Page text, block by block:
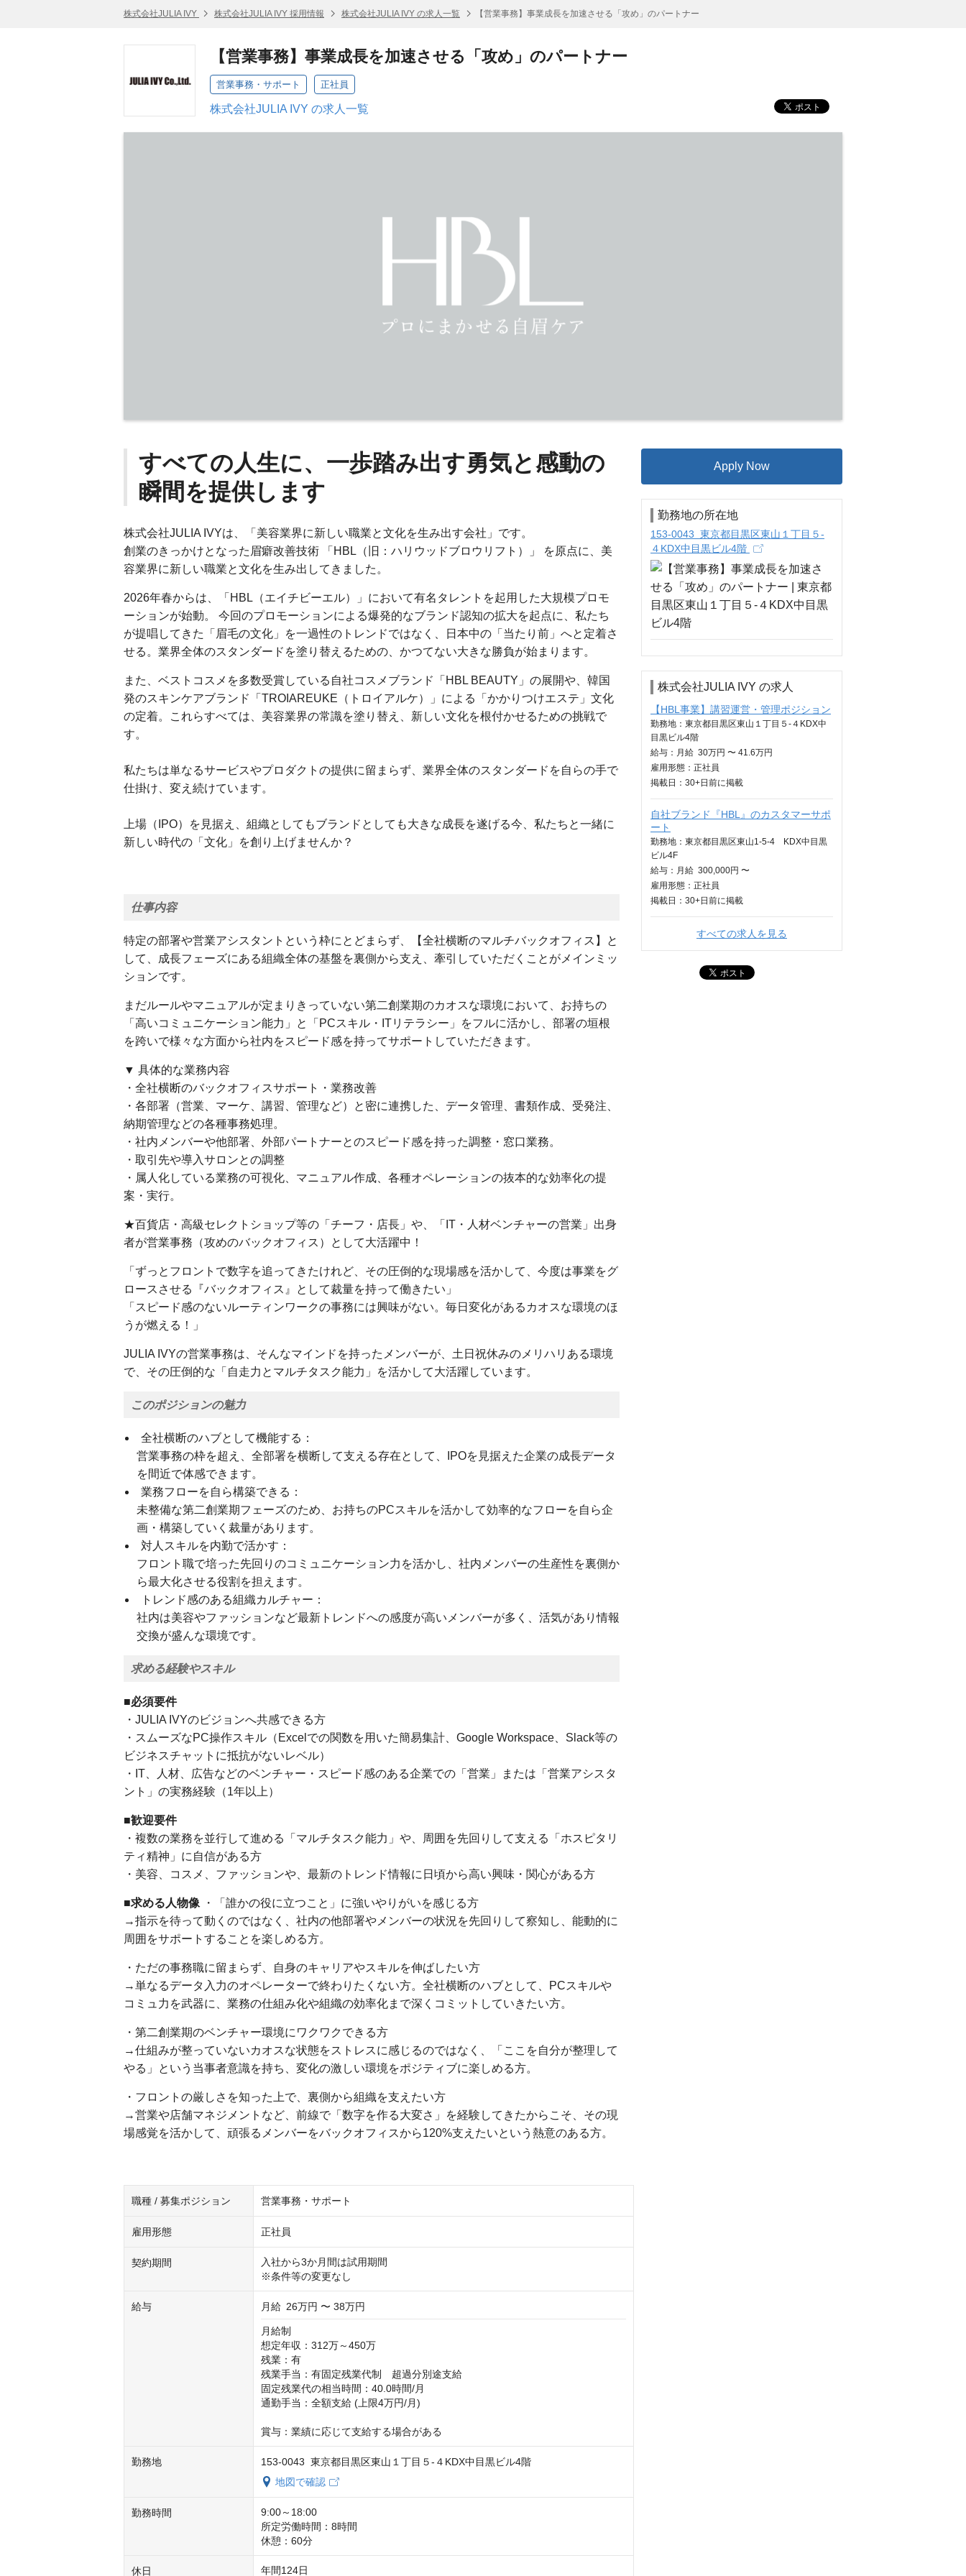
株式会社JULIA IVY 株式会社JULIA IVY 採用情報 株式会社JULIA IVY の求人一覧 【営業事務】事業成長を加速させる「攻め」のパートナー
【営業事務】事業成長を加速させる「攻め」のパートナー
営業事務・サポート 正社員
株式会社JULIA IVY の求人一覧
すべての人生に、一歩踏み出す勇気と感動の
瞬間を提供します
株式会社JULIA IVYは、「美容業界に新しい職業と文化を生み出す会社」です。
創業のきっかけとなった眉癖改善技術 「HBL（旧：ハリウッドブロウリフト）」 を原点に、美
容業界に新しい職業と文化を生み出してきました。
2026年春からは、「HBL（エイチビーエル）」において有名タレントを起用した大規模プロモ
ーションが始動。 今回のプロモーションによる爆発的なブランド認知の拡大を起点に、私たち
が提唱してきた「眉毛の文化」を一過性のトレンドではなく、日本中の「当たり前」へと定着さ
せる。業界全体のスタンダードを塗り替えるための、かつてない大きな勝負が始まります。
また、ベストコスメを多数受賞している自社コスメブランド「HBL BEAUTY」の展開や、韓国
発のスキンケアブランド「TROIAREUKE（トロイアルケ）」による「かかりつけエステ」文化
の定着。これらすべては、美容業界の常識を塗り替え、新しい文化を根付かせるための挑戦で
す。
私たちは単なるサービスやプロダクトの提供に留まらず、業界全体のスタンダードを自らの手で
仕掛け、変え続けています。
上場（IPO）を見据え、組織としてもブランドとしても大きな成長を遂げる今、私たちと一緒に
新しい時代の「文化」を創り上げませんか？
仕事内容
特定の部署や営業アシスタントという枠にとどまらず、【全社横断のマルチバックオフィス】と
して、成長フェーズにある組織全体の基盤を裏側から支え、牽引していただくことがメインミッ
ションです。
まだルールやマニュアルが定まりきっていない第二創業期のカオスな環境において、お持ちの
「高いコミュニケーション能力」と「PCスキル・ITリテラシー」をフルに活かし、部署の垣根
を跨いで様々な方面から社内をスピード感を持ってサポートしていただきます。
▼ 具体的な業務内容
・全社横断のバックオフィスサポート・業務改善
・各部署（営業、マーケ、講習、管理など）と密に連携した、データ管理、書類作成、受発注、
納期管理などの各種事務処理。
・社内メンバーや他部署、外部パートナーとのスピード感を持った調整・窓口業務。
・取引先や導入サロンとの調整
・属人化している業務の可視化、マニュアル作成、各種オペレーションの抜本的な効率化の提
案・実行。
★百貨店・高級セレクトショップ等の「チーフ・店長」や、「IT・人材ベンチャーの営業」出身
者が営業事務（攻めのバックオフィス）として大活躍中！
「ずっとフロントで数字を追ってきたけれど、その圧倒的な現場感を活かして、今度は事業をグ
ロースさせる『バックオフィス』として裁量を持って働きたい」
「スピード感のないルーティンワークの事務には興味がない。毎日変化があるカオスな環境のほ
うが燃える！」
JULIA IVYの営業事務は、そんなマインドを持ったメンバーが、土日祝休みのメリハリある環境
で、その圧倒的な「自走力とマルチタスク能力」を活かして大活躍しています。
このポジションの魅力
全社横断のハブとして機能する：
営業事務の枠を超え、全部署を横断して支える存在として、IPOを見据えた企業の成長データ
を間近で体感できます。
業務フローを自ら構築できる：
未整備な第二創業期フェーズのため、お持ちのPCスキルを活かして効率的なフローを自ら企
画・構築していく裁量があります。
対人スキルを内勤で活かす：
フロント職で培った先回りのコミュニケーション力を活かし、社内メンバーの生産性を裏側か
ら最大化させる役割を担えます。
トレンド感のある組織カルチャー：
社内は美容やファッションなど最新トレンドへの感度が高いメンバーが多く、活気があり情報
交換が盛んな環境です。
求める経験やスキル
■必須要件
・JULIA IVYのビジョンへ共感できる方
・スムーズなPC操作スキル（Excelでの関数を用いた簡易集計、Google Workspace、Slack等の
ビジネスチャットに抵抗がないレベル）
・IT、人材、広告などのベンチャー・スピード感のある企業での「営業」または「営業アシスタ
ント」の実務経験（1年以上）
■歓迎要件
・複数の業務を並行して進める「マルチタスク能力」や、周囲を先回りして支える「ホスピタリ
ティ精神」に自信がある方
・美容、コスメ、ファッションや、最新のトレンド情報に日頃から高い興味・関心がある方
■求める人物像 ・「誰かの役に立つこと」に強いやりがいを感じる方
→指示を待って動くのではなく、社内の他部署やメンバーの状況を先回りして察知し、能動的に
周囲をサポートすることを楽しめる方。
・ただの事務職に留まらず、自身のキャリアやスキルを伸ばしたい方
→単なるデータ入力のオペレーターで終わりたくない方。全社横断のハブとして、PCスキルや
コミュ力を武器に、業務の仕組み化や組織の効率化まで深くコミットしていきたい方。
・第二創業期のベンチャー環境にワクワクできる方
→仕組みが整っていないカオスな状態をストレスに感じるのではなく、「ここを自分が整理して
やる」という当事者意識を持ち、変化の激しい環境をポジティブに楽しめる方。
・フロントの厳しさを知った上で、裏側から組織を支えたい方
→営業や店舗マネジメントなど、前線で「数字を作る大変さ」を経験してきたからこそ、その現
場感覚を活かして、頑張るメンバーをバックオフィスから120%支えたいという熱意のある方。
職種 / 募集ポジション 営業事務・サポート
雇用形態 正社員
契約期間
入社から3か月間は試用期間
※条件等の変更なし
給与 月給 26万円 〜 38万円
月給制
想定年収：312万～450万
残業：有
残業手当：有固定残業代制　超過分別途支給
固定残業代の相当時間：40.0時間/月
通勤手当：全額支給 (上限4万円/月)
賞与：業績に応じて支給する場合がある
勤務地
153-0043 東京都目黒区東山１丁目５-４KDX中目黒ビル4階
地図で確認
勤務時間
9:00～18:00
所定労働時間：8時間
休憩：60分
休日 年間124日
Apply Now
勤務地の所在地
153-0043 東京都目黒区東山１丁目５-
４KDX中目黒ビル4階
株式会社JULIA IVY の求人
【HBL事業】講習運営・管理ポジション
勤務地：東京都目黒区東山１丁目５-４KDX中
目黒ビル4階
給与： 月給 30万円 〜 41.6万円
雇用形態：正社員
掲載日： 30+日 前に掲載
自社ブランド『HBL』のカスタマーサポ
ート
勤務地：東京都目黒区東山1-5-4 KDX中目黒
ビル4F
給与： 月給 300,000円 〜
雇用形態：正社員
掲載日： 30+日 前に掲載
すべての求人を見る